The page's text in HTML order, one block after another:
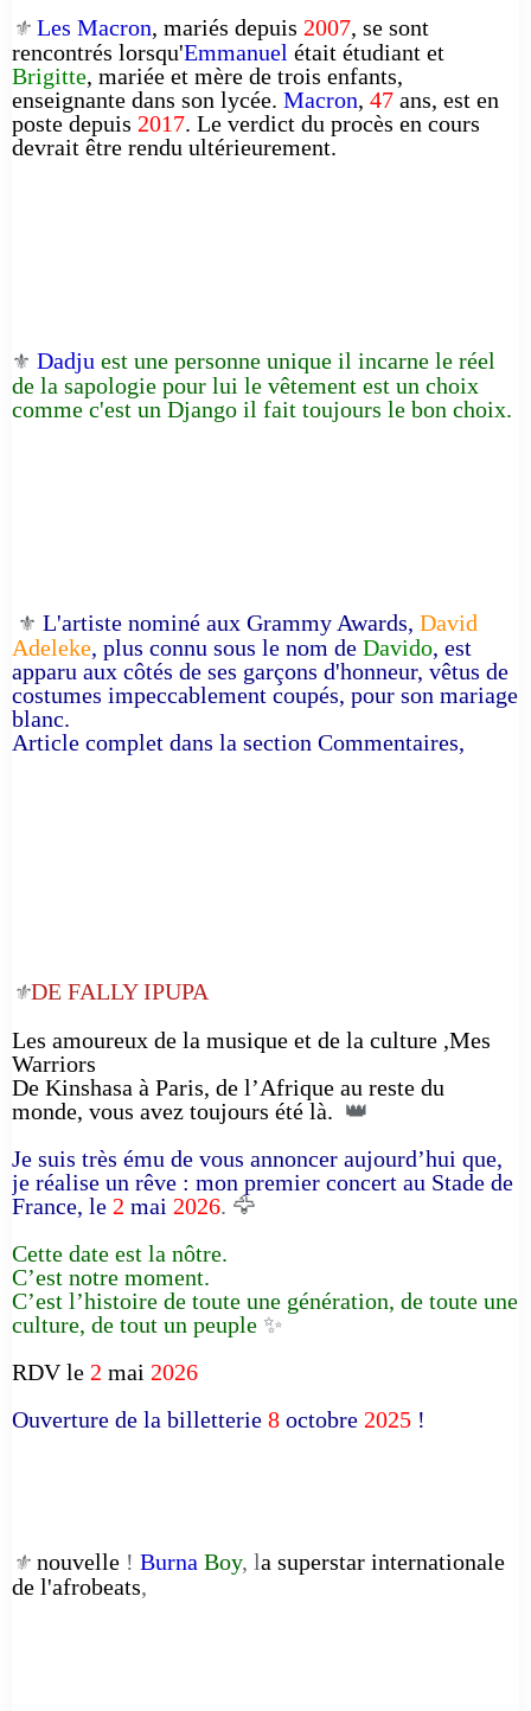
⚜️ Les Macron, mariés depuis 2007, se sont
rencontrés lorsqu'Emmanuel était étudiant et
Brigitte, mariée et mère de trois enfants,
enseignante dans son lycée. Macron, 47 ans, est en
poste depuis 2017. Le verdict du procès en cours
devrait être rendu ultérieurement.
⚜️ Dadju est une personne unique il incarne le réel
de la sapologie pour lui le vêtement est un choix
comme c'est un Django il fait toujours le bon choix.
⚜️ L'artiste nominé aux Grammy Awards, David
Adeleke, plus connu sous le nom de Davido, est
apparu aux côtés de ses garçons d'honneur, vêtus de
costumes impeccablement coupés, pour son mariage
blanc.
Article complet dans la section Commentaires,
⚜️DE FALLY IPUPA
Les amoureux de la musique et de la culture ,Mes
Warriors
De Kinshasa à Paris, de l’Afrique au reste du
monde, vous avez toujours été là. 👑
Je suis très ému de vous annoncer aujourd’hui que,
je réalise un rêve : mon premier concert au Stade de
France, le 2 mai 2026. 🦅
Cette date est la nôtre.
C’est notre moment.
C’est l’histoire de toute une génération, de toute une
culture, de tout un peuple ✨
RDV le 2 mai 2026
Ouverture de la billetterie 8 octobre 2025 !
⚜️ nouvelle ! Burna Boy, la superstar internationale
de l'afrobeats,